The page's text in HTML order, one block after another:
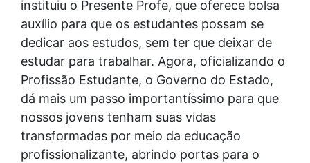
instituiu o Presente Profe, que oferece bolsa
auxílio para que os estudantes possam se
dedicar aos estudos, sem ter que deixar de
estudar para trabalhar. Agora, oficializando o
Profissão Estudante, o Governo do Estado,
dá mais um passo importantíssimo para que
nossos jovens tenham suas vidas
transformadas por meio da educação
profissionalizante, abrindo portas para o